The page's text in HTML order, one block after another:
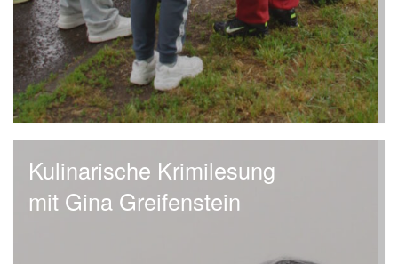
Kulinarische Krimilesung
mit Gina Greifenstein